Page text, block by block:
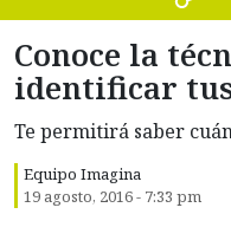
Conoce la
identificar
Te permitirá saber
Equipo Imagina
19 agosto, 2016 - 7:33 pm